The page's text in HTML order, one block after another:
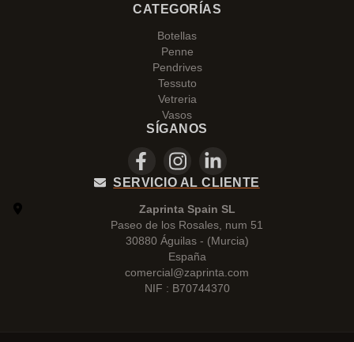
CATEGORÍAS
Botellas
Penne
Pendrives
Tessuto
Vetreria
Vasos
SÍGANOS
SERVICIO AL CLIENTE
Zaprinta Spain SL
Paseo de los Rosales, num 51
30880 Águilas - (Murcia)
España
comercial@zaprinta.com
NIF : B70744370